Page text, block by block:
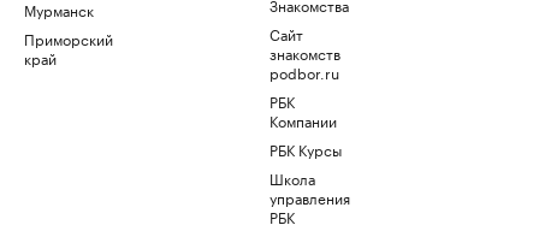
Мурманск
Приморский
край
Сайт
знакомств
podbor.ru
РБК
Компании
РБК Курсы
Школа
управления
РБК